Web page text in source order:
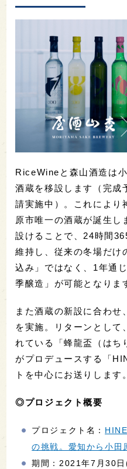
RiceWineと森山酒造は
酒蔵を移設します（完成
請実施中）。これにより
原市唯一の酒蔵が誕生し
設けることで、24時間
維持し、従来の冬場だけ
込み」ではなく、1年通
季醸造」が可能となりま
また酒蔵の新設に合わせ
を実施。リターンとして
れている「蜂龍盃（は
がプロデュースする「
トを中心にお送りします。
◎プロジェクト概要
プロジェクト名：
の挑戦。愛知から小田
期間：2021年7月30